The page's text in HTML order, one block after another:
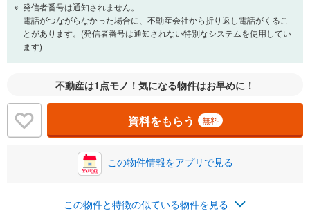
発信者番号は通知されません。
電話がつながらなかった場合に、不動産会社から折り返し電話がくるこ
とがあります。(発信者番号は通知されない特別なシステムを使用してい
ます)
不動産は1点モノ！気になる物件はお早めに！
資料をもらう 無料
この物件情報をアプリで見る
この物件と特徴の似ている物件を見る